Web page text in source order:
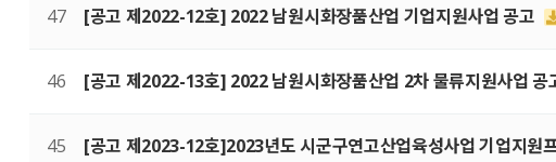
47 [공고 제2022-12호] 2022 남원시화장품산업 기업지원사업 공고
46 [공고 제2022-13호] 2022 남원시화장품산업 2차 물류지원사업 공
45 [공고 제2023-12호]2023년도 시군구연고산업육성사업 기업지원